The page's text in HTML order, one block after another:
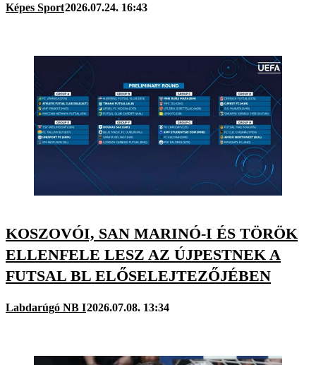
Képes Sport2026.07.24. 16:43
KOSZOVÓI, SAN MARINÓ-I ÉS TÖRÖK
ELLENFELE LESZ AZ ÚJPESTNEK A
FUTSAL BL ELŐSELEJTEZŐJÉBEN
Labdarúgó NB I2026.07.08. 13:34